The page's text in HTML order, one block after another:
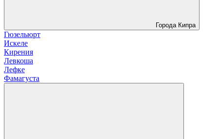
Города Кипра
Гюзельюрт
Искеле
Кирения
Левкоша
Лефке
Фамагуста